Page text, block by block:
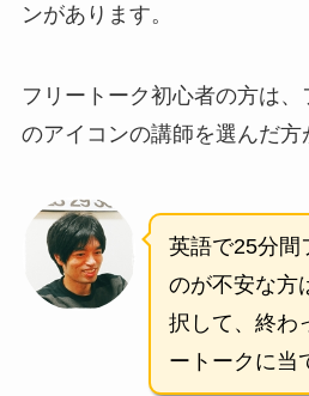
ンがあります。
フリートーク初心者の方は
のアイコンの講師を選んだ方
英語で25分間
のが不安な方
択して、終わ
ートークに当